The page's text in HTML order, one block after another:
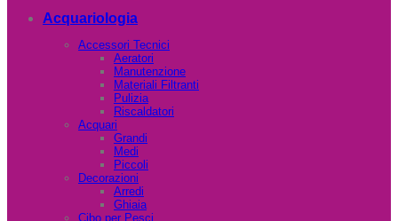
Acquariologia
Accessori Tecnici
Aeratori
Manutenzione
Materiali Filtranti
Pulizia
Riscaldatori
Acquari
Grandi
Medi
Piccoli
Decorazioni
Arredi
Ghiaia
Cibo per Pesci